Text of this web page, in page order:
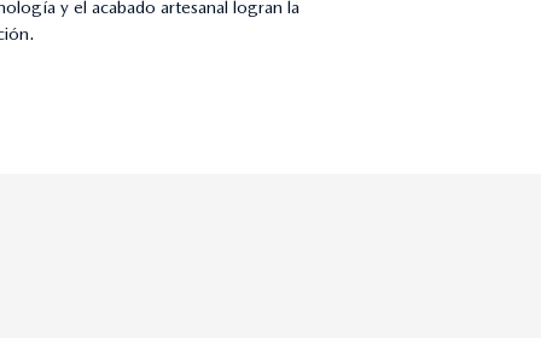
y el acabado artesanal logran la